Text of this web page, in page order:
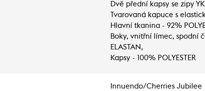
Dvě přední kapsy se zipy
Tvarovaná kapuce s
Hlavní tkanina - 92%
Boky, vnitřní límec, spodní
ELASTAN,
Kapsy - 100% POLYESTER
Innuendo/Cherries Jubilee